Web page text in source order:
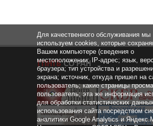
Для качественного обслуживания мы
используем cookies, которые
Вашем компьютере (сведения о
местоположении; IP-адрес; язык,
браузера; тип устройства и
экрана; источник, откуда пришел на
пользователь; какие страницы
пользователь; эта же информация
для обработки статистических
использования сайта посредством
аналитики Google Analytics и